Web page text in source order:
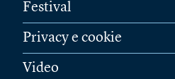
Festival
Privacy e cookie
Video